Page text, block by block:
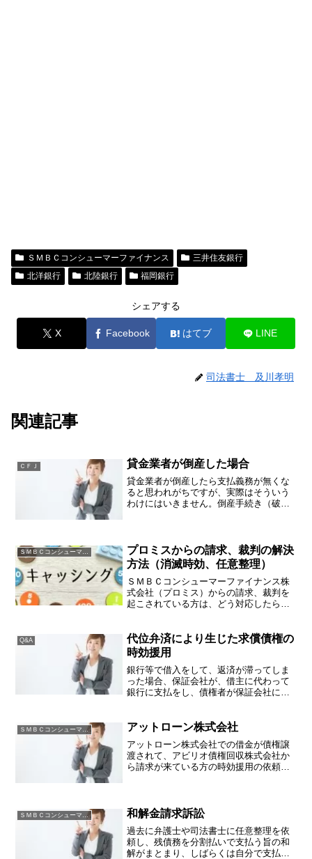
ＳＭＢＣコンシューマーファイナンス
三井住友銀行
北洋銀行
北陸銀行 福岡銀行
シェアする
X Facebook はてブ LINE
司法書士 及川孝明
関連記事
ＣＦＪ 貸金業者が倒産した場合
貸金業者が倒産したら支払義務が無くな
ると思われがちですが、実際はそういう
わけにはいきません。倒産手続き（破
一部の債権についてはどこにも...
ＳＭＢＣコンシューマーファイナンス
プロミスからの請求、裁判の解決
方法（消滅時効、任意整理）
ＳＭＢＣコンシューマーファイナンス株
式会社（プロミス）からの請求、裁判を
起こされている方は、どう対応したらよ
段等についてアドバイスいたします。Ｓ
ＭＢＣコンシューマーファ...
Q&A
代位弁済により生じた求償債権の
時効援用
銀行等で借入をして、返済が滞ってしま
った場合、保証会社が、借主に代わって
銀行に支払をし、債権者が保証会社に代
ることを代位弁済と言います。代位弁済
を行うと保証会社は、債務...
ＳＭＢＣコンシューマーファイナンス アットローン株式会社
アットローン株式会社での借金が債権譲
渡されて、アビリオ債権回収株式会社か
ら請求が来ている方の時効援用の依頼を
とにより消滅し、アッ...
ＳＭＢＣコンシューマーファイナンス 和解金請求訴訟
過去に弁護士や司法書士に任意整理を依
頼し、残債務を分割払いで支払う旨の和
解がまとまり、しばらくは自分で支払っ